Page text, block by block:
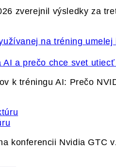
zverejnil výsledky za
AI a prečo chce svet
k tréningu AI: Prečo
konferencii Nvidia GTC